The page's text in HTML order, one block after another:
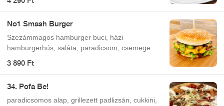
No1 Smash Burger
Szezámmagos hamburger buci, házi
hamburgerhús, saláta, paradicsom, csemege
uborka, lilahagymalekvár, cheddar sajt
3 890 Ft
34. Pofa Be!
paradicsomos alap, grillezett padlizsán, cukkini,